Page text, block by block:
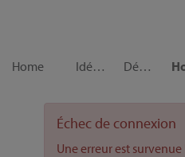
Home
Idées déco Décoration d‘intérieur
Échec de connexion
Une erreur est